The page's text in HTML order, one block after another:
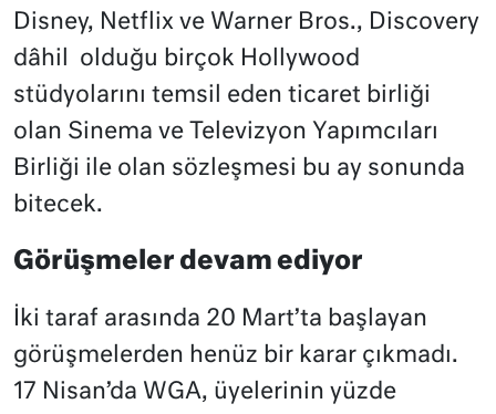
Disney, Netflix ve Warner Bros., Discovery
dâhil
olduğu birçok Hollywood
stüdyolarını temsil eden ticaret birliği
olan Sinema ve Televizyon Yapımcıları
Birliği ile olan sözleşmesi bu ay sonunda
bitecek.
Görüşmeler devam ediyor
İki taraf arasında 20 Mart’ta başlayan
görüşmelerden henüz bir karar çıkmadı.
17 Nisan’da WGA, üyelerinin yüzde